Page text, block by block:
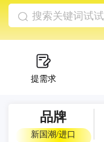
搜索关键词试试
提需求
品牌
新国潮/进口